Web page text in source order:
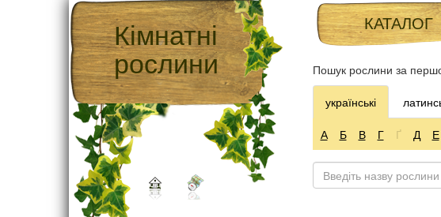
Кімнатні
рослини
КАТАЛОГ
Пошук рослини за
українські
А Б В Г Ґ Д Е